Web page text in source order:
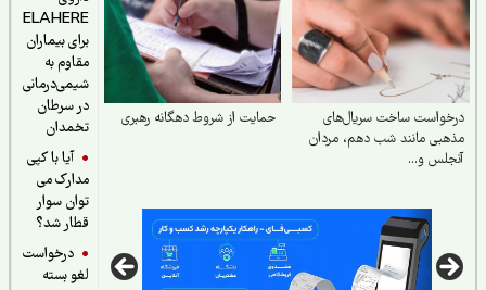
ELAHERE
برای بیماران
مقاوم به
شیمی‌درمانی
در سرطان
تخمدان
آیا با کپی
مدارک می
توان سوار
قطار شد؟
درخواست
لغو بسته
ساخت سریال‌های
مانند شب دهم، مردان
و...
حمایت از شروط دهگانه رهبری